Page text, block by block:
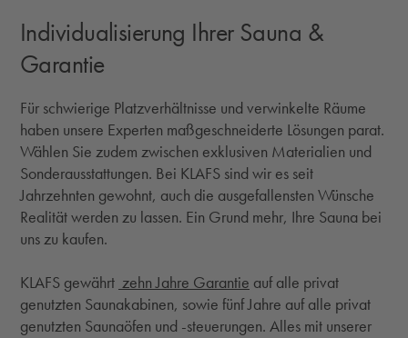
Individualisierung Ihrer Sauna &
Garantie
Für schwierige Platzverhältnisse und verwinkelte Räume
haben unsere Experten maßgeschneiderte Lösungen parat.
Wählen Sie zudem zwischen exklusiven Materialien und
Sonderausstattungen. Bei KLAFS sind wir es seit
Jahrzehnten gewohnt, auch die ausgefallensten Wünsche
Realität werden zu lassen. Ein Grund mehr, Ihre Sauna bei
uns zu kaufen.
KLAFS gewährt zehn Jahre Garantie auf alle privat
genutzten Saunakabinen, sowie fünf Jahre auf alle privat
genutzten Saunaöfen und -steuerungen. Alles mit unserer